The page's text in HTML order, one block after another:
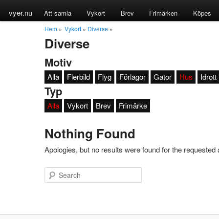
vyer.nu Att samla Vykort Brev Frimärken Köpes
Hem » Vykort » Diverse »
Diverse
Motiv
Alla Flerbild Flyg Förlagor Gator Hus Idrott
Typ
Alla Vykort Brev Frimärke
Nothing Found
Apologies, but no results were found for the
Search